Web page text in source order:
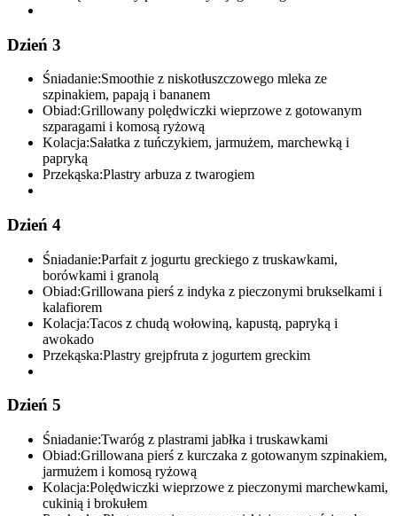
Dzień 3
Śniadanie:Smoothie z niskotłuszczowego mleka ze
szpinakiem, papają i bananem
Obiad:Grillowany polędwiczki wieprzowe z gotowanym
szparagami i komosą ryżową
Kolacja:Sałatka z tuńczykiem, jarmużem, marchewką i
papryką
Przekąska:Plastry arbuza z twarogiem
Dzień 4
Śniadanie:Parfait z jogurtu greckiego z truskawkami,
borówkami i granolą
Obiad:Grillowana pierś z indyka z pieczonymi brukselkami i
kalafiorem
Kolacja:Tacos z chudą wołowiną, kapustą, papryką i
awokado
Przekąska:Plastry grejpfruta z jogurtem greckim
Dzień 5
Śniadanie:Twaróg z plastrami jabłka i truskawkami
Obiad:Grillowana pierś z kurczaka z gotowanym szpinakiem,
jarmużem i komosą ryżową
Kolacja:Polędwiczki wieprzowe z pieczonymi marchewkami,
cukinią i brokułem